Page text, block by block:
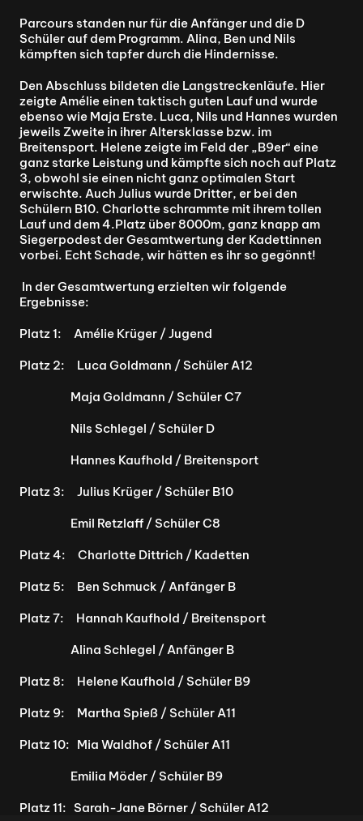
Parcours standen nur für die Anfänger und die D
Schüler auf dem Programm. Alina, Ben und Nils
kämpften sich tapfer durch die Hindernisse.
Den Abschluss bildeten die Langstreckenläufe. Hier
zeigte Amélie einen taktisch guten Lauf und wurde
ebenso wie Maja Erste. Luca, Nils und Hannes wurden
jeweils Zweite in ihrer Altersklasse bzw. im
Breitensport. Helene zeigte im Feld der „B9er“ eine
ganz starke Leistung und kämpfte sich noch auf Platz
3, obwohl sie einen nicht ganz optimalen Start
erwischte. Auch Julius wurde Dritter, er bei den
Schülern B10. Charlotte schrammte mit ihrem tollen
Lauf und dem 4.Platz über 8000m, ganz knapp am
Siegerpodest der Gesamtwertung der Kadettinnen
vorbei. Echt Schade, wir hätten es ihr so gegönnt!
In der Gesamtwertung erzielten wir folgende
Ergebnisse:
Platz 1:     Amélie Krüger / Jugend
Platz 2:     Luca Goldmann / Schüler A12
Maja Goldmann / Schüler C7
Nils Schlegel / Schüler D
Hannes Kaufhold / Breitensport
Platz 3:     Julius Krüger / Schüler B10
Emil Retzlaff / Schüler C8
Platz 4:     Charlotte Dittrich / Kadetten
Platz 5:     Ben Schmuck / Anfänger B
Platz 7:     Hannah Kaufhold / Breitensport
Alina Schlegel / Anfänger B
Platz 8:     Helene Kaufhold / Schüler B9
Platz 9:     Martha Spieß / Schüler A11
Platz 10:   Mia Waldhof / Schüler A11
Emilia Möder / Schüler B9
Platz 11:   Sarah-Jane Börner / Schüler A12